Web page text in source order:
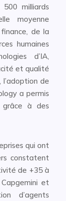
milliards
moyenne
de la
humaines
d’IA,
et qualité
l’adoption de
a permis
à des
qui ont
constatent
de +35 à
et
d’agents